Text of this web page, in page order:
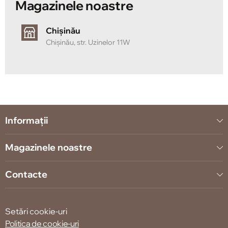
Magazinele noastre
Chișinău
Chișinău, str. Uzinelor 11W
Informații
Magazinele noastre
Contacte
Setări cookie-uri
Politica de cookie-uri